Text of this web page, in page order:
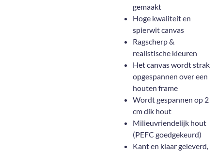
gemaakt
Hoge kwaliteit en
spierwit canvas
Ragscherp &
realistische kleuren
Het canvas wordt strak
opgespannen over een
houten frame
Wordt gespannen op 2
cm dik hout
Milieuvriendelijk hout
(PEFC goedgekeurd)
Kant en klaar geleverd,